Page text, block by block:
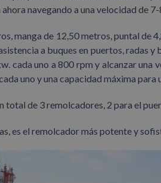
navegando a una velocidad de
manga de 12,50 metros, puntal de
a buques en puertos, radas
cada uno a 800 rpm y alcanzar una
uno y una capacidad máxima para
total de 3 remolcadores, 2 para el
es el remolcador más potente y